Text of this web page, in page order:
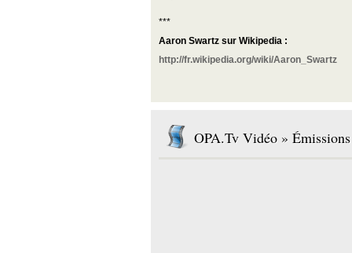
***
Aaron Swartz sur Wikipedia :
http://fr.wikipedia.org/wiki/Aaron_Swartz
OPA.Tv Vidéo »